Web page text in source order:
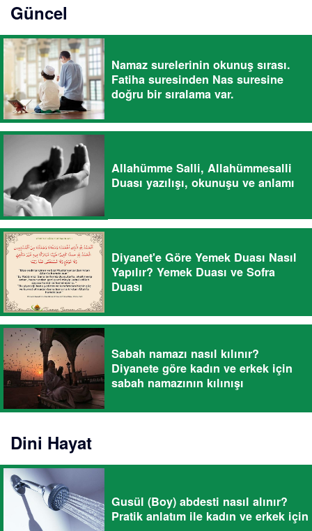
Güncel
Namaz surelerinin okunuş sırası.
Fatiha suresinden Nas suresine
doğru bir sıralama var.
Allahümme Salli, Allahümmesalli
Duası yazılışı, okunuşu ve anlamı
Diyanet'e Göre Yemek Duası Nasıl
Yapılır? Yemek Duası ve Sofra
Duası
Sabah namazı nasıl kılınır?
Diyanete göre kadın ve erkek için
sabah namazının kılınışı
Dini Hayat
Gusül (Boy) abdesti nasıl alınır?
Pratik anlatım ile kadın ve erkek için